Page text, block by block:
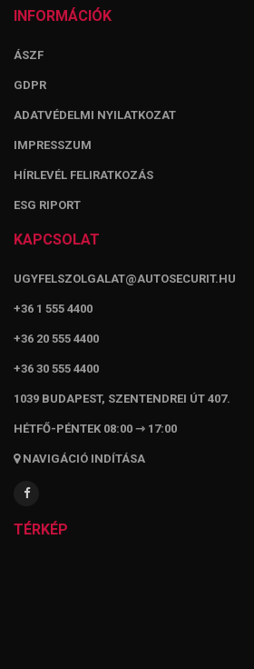
INFORMÁCIÓK
ÁSZF
GDPR
ADATVÉDELMI NYILATKOZAT
IMPRESSZUM
HÍRLEVÉL FELIRATKOZÁS
ESG RIPORT
KAPCSOLAT
UGYFELSZOLGALAT@AUTOSECURIT.HU
+36 1 555 4400
+36 20 555 4400
+36 30 555 4400
1039 BUDAPEST, SZENTENDREI ÚT 407.
HÉTFŐ-PÉNTEK 08:00 ⇾ 17:00
NAVIGÁCIÓ INDÍTÁSA
TÉRKÉP